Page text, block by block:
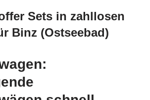
Sets in zahllosen
Binz (Ostseebad)